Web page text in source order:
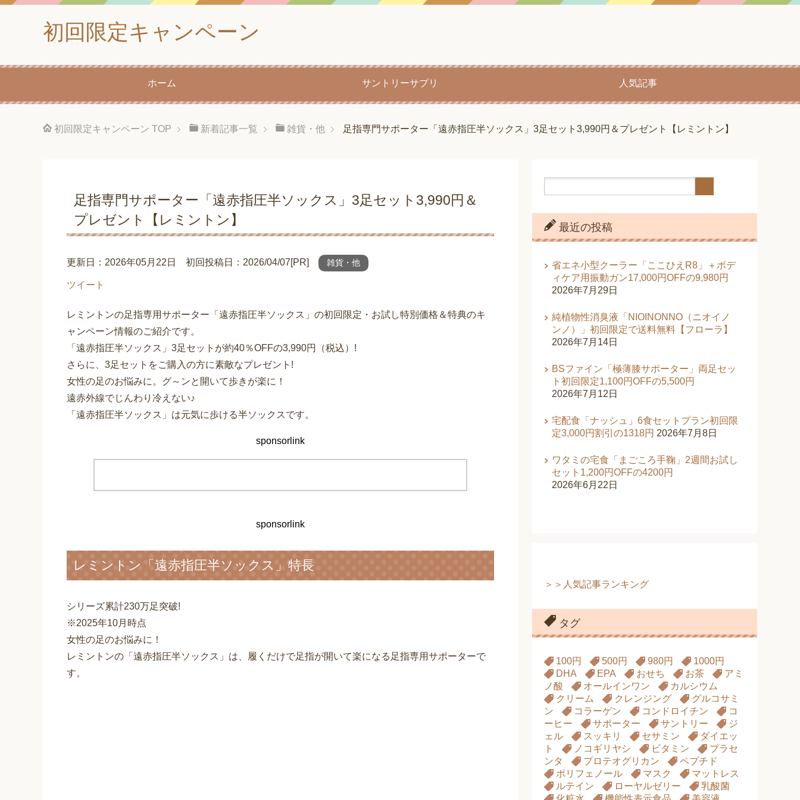
初回限定キャンペーン
ホーム サントリーサプリ 人気記事
初回限定キャンペーン TOP 新着記事一覧 雑貨・他 足指専門サポーター「遠赤指圧半ソックス」3足セット3,990円＆プレゼント【レミントン】
足指専門サポーター「遠赤指圧半ソックス」3足セット3,990円＆
プレゼント【レミントン】
更新日：2026年05月22日 初回投稿日：2026/04/07[PR] 雑貨・他
ツイート
レミントンの足指専用サポーター「遠赤指圧半ソックス」の初回限定・お試し特別価格＆特典のキ
ャンペーン情報のご紹介です。
「遠赤指圧半ソックス」3足セットが約40％OFFの3,990円（税込）!
さらに、3足セットをご購入の方に素敵なプレゼント!
女性の足のお悩みに。グ～ンと開いて歩きが楽に！
遠赤外線でじんわり冷えない♪
「遠赤指圧半ソックス」は元気に歩ける半ソックスです。
sponsorlink
sponsorlink
レミントン「遠赤指圧半ソックス」特長
シリーズ累計230万足突破!
※2025年10月時点
女性の足のお悩みに！
レミントンの「遠赤指圧半ソックス」は、履くだけで足指が開いて楽になる足指専用サポーターで
す。
最近の投稿
省エネ小型クーラー「ここひえR8」＋ボデ
ィケア用振動ガン17,000円OFFの9,980円
2026年7月29日
純植物性消臭液「NIOINONNO（ニオイノ
ンノ）」初回限定で送料無料【フローラ】
2026年7月14日
BSファイン「極薄膝サポーター」両足セッ
ト初回限定1,100円OFFの5,500円
2026年7月12日
宅配食「ナッシュ」6食セットプラン初回限
定3,000円割引の1318円 2026年7月8日
ワタミの宅食「まごころ手鞠」2週間お試し
セット1,200円OFFの4200円
2026年6月22日
＞＞人気記事ランキング
タグ
100円 500円 980円
1000円
DHA
EPA おせち お茶
アミ
ノ酸
オールインワン
カルシウム
クリーム
クレンジング
グルコサミ
ン
コラーゲン コンドロイチン
コ
ーヒー
サポーター サントリー
ジ
ェル
スッキリ セサミン
ダイエッ
ト
ノコギリヤシ ビタミン
プラセ
ンタ
プロテオグリカン
ペプチド
ポリフェノール
マスク
マットレス
ルテイン
ローヤルゼリー
乳酸菌